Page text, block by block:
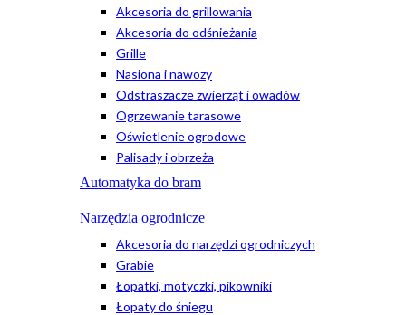
Akcesoria do grillowania
Akcesoria do odśnieżania
Grille
Nasiona i nawozy
Odstraszacze zwierząt i owadów
Ogrzewanie tarasowe
Oświetlenie ogrodowe
Palisady i obrzeża
Automatyka do bram
Narzędzia ogrodnicze
Akcesoria do narzędzi ogrodniczych
Grabie
Łopatki, motyczki, pikowniki
Łopaty do śniegu